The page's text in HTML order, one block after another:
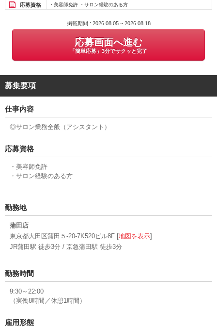
応募資格 ・美容師免許 ・サロン経験のある方
掲載期間 : 2026.08.05 ~ 2026.08.18
応募画面へ進む
「簡単応募」3分でサクッと完了
募集要項
仕事内容
◎サロン業務全般（アシスタント）
応募資格
・美容師免許
・サロン経験のある方
勤務地
蒲田店
東京都大田区蒲田５-20-7K520ビル8F [地図を表示]
JR蒲田駅 徒歩3分 / 京急蒲田駅 徒歩3分
勤務時間
9:30～22:00
（実働8時間／休憩1時間）
雇用形態